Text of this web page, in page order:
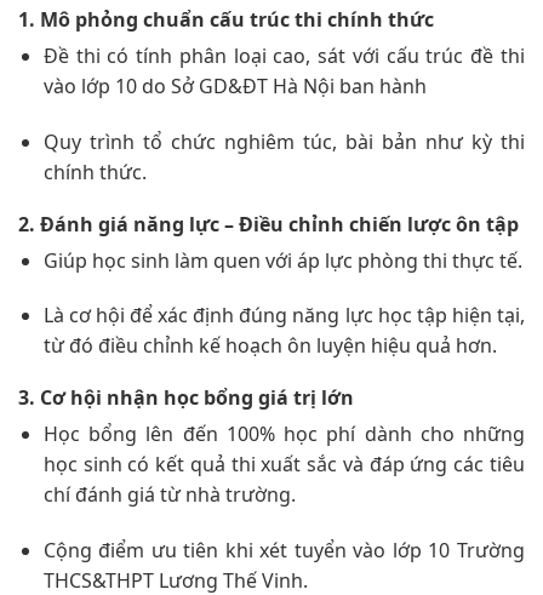
1. Mô phỏng chuẩn cấu trúc thi chính thức
Đề thi có tính phân loại cao, sát với cấu trúc đề thi
vào lớp 10 do Sở GD&ĐT Hà Nội ban hành
Quy trình tổ chức nghiêm túc, bài bản như kỳ thi
chính thức.
2. Đánh giá năng lực – Điều chỉnh chiến lược ôn tập
Giúp học sinh làm quen với áp lực phòng thi thực tế.
Là cơ hội để xác định đúng năng lực học tập hiện tại,
từ đó điều chỉnh kế hoạch ôn luyện hiệu quả hơn.
3. Cơ hội nhận học bổng giá trị lớn
Học bổng lên đến 100% học phí dành cho những
học sinh có kết quả thi xuất sắc và đáp ứng các tiêu
chí đánh giá từ nhà trường.
Cộng điểm ưu tiên khi xét tuyển vào lớp 10 Trường
THCS&THPT Lương Thế Vinh.